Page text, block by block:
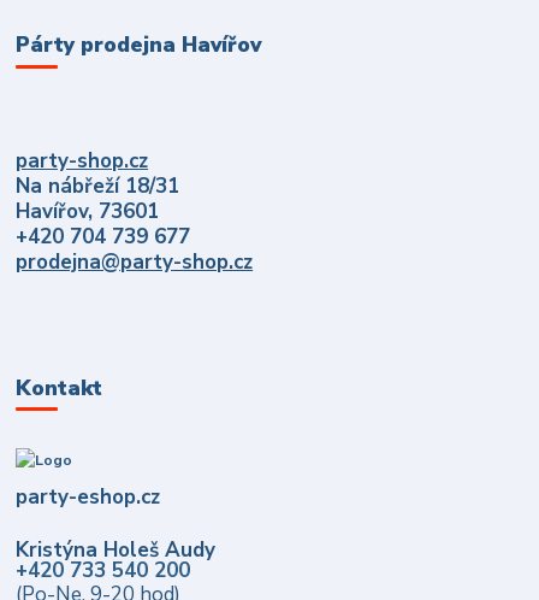
Párty prodejna Havířov
party-shop.cz
Na nábřeží 18/31
Havířov, 73601
+420 704 739 677
prodejna@party-shop.cz
Kontakt
party-eshop.cz
Kristýna Holeš Audy
+420 733 540 200